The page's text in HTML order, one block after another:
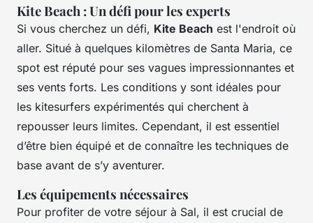
Kite Beach : Un défi pour les experts
Si vous cherchez un défi, Kite Beach est l'endroit où
aller. Situé à quelques kilomètres de Santa Maria, ce
spot est réputé pour ses vagues impressionnantes et
ses vents forts. Les conditions y sont idéales pour
les kitesurfers expérimentés qui cherchent à
repousser leurs limites. Cependant, il est essentiel
d’être bien équipé et de connaître les techniques de
base avant de s’y aventurer.
Les équipements nécessaires
Pour profiter de votre séjour à Sal, il est crucial de